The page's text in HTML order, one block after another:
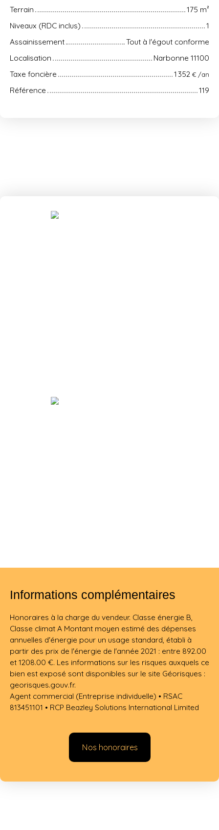
Terrain 175 m²
Niveaux (RDC inclus)
1
Assainissement
Tout à l'égout conforme
Localisation
Narbonne 11100
Taxe foncière
1 352 € /an
Référence 119
Informations complémentaires
Honoraires à la charge du vendeur. Classe énergie B,
Classe climat A Montant moyen estimé des dépenses
annuelles d'énergie pour un usage standard, établi à
partir des prix de l'énergie de l'année 2021 : entre 892.00
et 1208.00 €. Les informations sur les risques auxquels ce
bien est exposé sont disponibles sur le site Géorisques :
georisques.gouv.fr.
Agent commercial (Entreprise individuelle) • RSAC
813451101 • RCP Beazley Solutions International Limited
Nos honoraires